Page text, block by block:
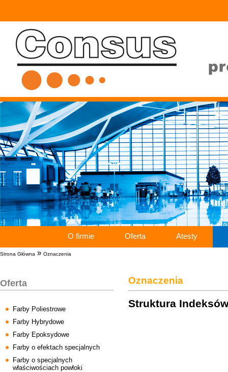
O firmie Oferta Atesty
Strona Główna » Oznaczenia
Oferta
Farby Poliestrowe
Farby Hybrydowe
Farby Epoksydowe
Farby o efektach specjalnych
Farby o specjalnych
właściwościach powłoki
Oznaczenia
Struktura